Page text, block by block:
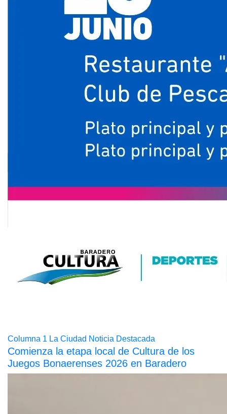
Columna 1 La Ciudad Noticia Destacada
Comienza la etapa local de Cultura de los
Juegos Bonaerenses 2026 en Baradero